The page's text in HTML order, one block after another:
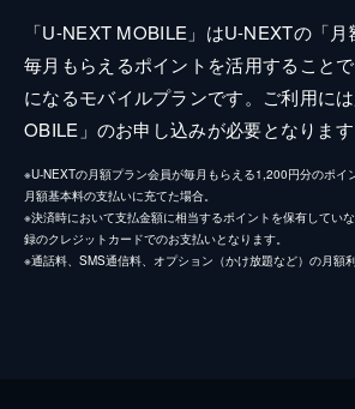
「U-NEXT MOBILE」はU-NEXTの「
毎月もらえるポイントを活用すること
になるモバイルプランです。ご利用に
OBILE」のお申し込みが必要となります
※U-NEXTの月額プラン会員が毎月もらえる1,200円分のポイ
月額基本料の支払いに充てた場合。
※決済時において支払金額に相当するポイントを保有してい
録のクレジットカードでのお支払いとなります。
※通話料、SMS通信料、オプション（かけ放題など）の月額